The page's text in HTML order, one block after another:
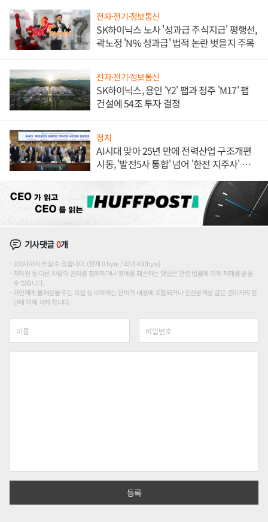
전자·전기·정보통신
SK하이닉스 노사 '성과급 주식지급' 평행선,
곽노정 'N% 성과급' 법적 논란 벗을지 주목
전자·전기·정보통신
SK하이닉스, 용인 'Y2' 팹과 청주 'M17' 팹
건설에 54조 투자 결정
정치
AI시대 맞아 25년 만에 전력산업 구조개편
시동, '발전5사 통합' 넘어 '한전 지주사' 재편
기사댓글0개
200자까지 쓰실 수 있습니다. (현재 0 byte / 최대 400byte)
저작권 등 다른 사람의 권리를 침해하거나 명예를 훼손하는 댓글은 관련 법률에 의해 제재를 받을
수 있습니다.
타인에게 불쾌감을 주는 욕설 등 비하하는 단어가 내용에 포함되거나 인신공격성 글은 관리자의 판
단에 의해 삭제 합니다.